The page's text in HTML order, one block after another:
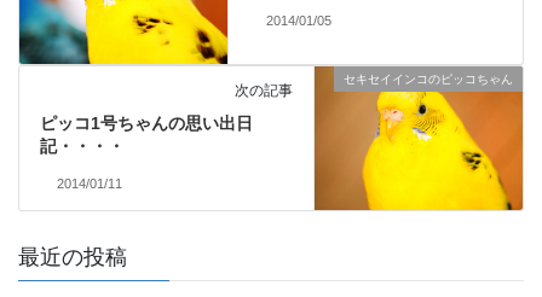
2014/01/05
セキセイインコのピッコちゃん
次の記事
ピッコ1号ちゃんの思い出日
記・・・・
2014/01/11
最近の投稿